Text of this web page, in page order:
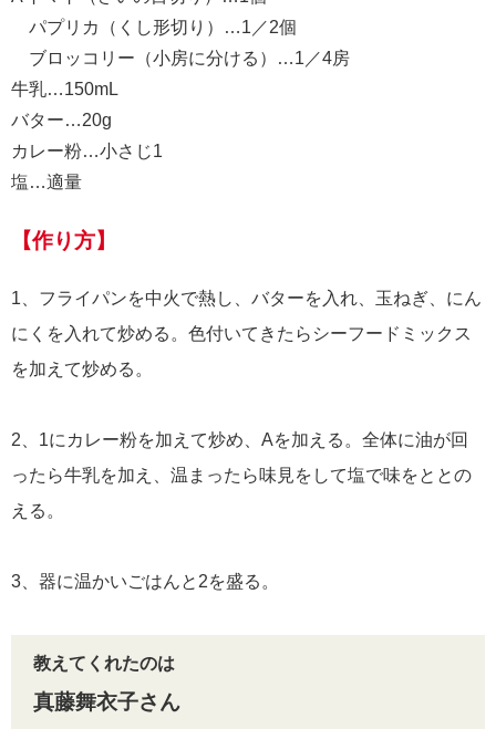
パプリカ（くし形切り）…1／2個
ブロッコリー（小房に分ける）…1／4房
牛乳…150mL
バター…20g
カレー粉…小さじ1
塩…適量
【作り方】
1、フライパンを中火で熱し、バターを入れ、玉ねぎ、にん
にくを入れて炒める。色付いてきたらシーフードミックス
を加えて炒める。
2、1にカレー粉を加えて炒め、Aを加える。全体に油が回
ったら牛乳を加え、温まったら味見をして塩で味をととの
える。
3、器に温かいごはんと2を盛る。
教えてくれたのは
真藤舞衣子さん